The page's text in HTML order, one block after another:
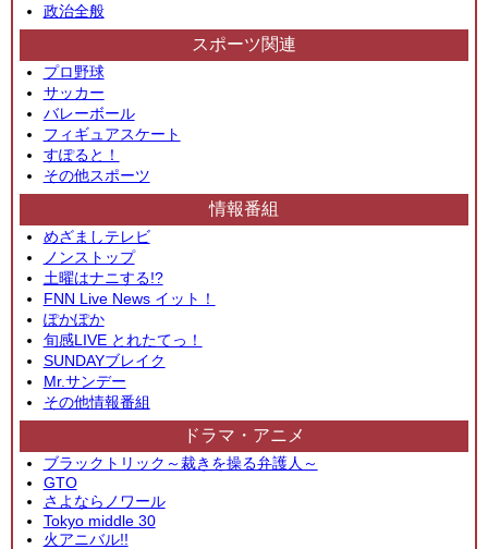
政治全般
スポーツ関連
プロ野球
サッカー
バレーボール
フィギュアスケート
すぽると！
その他スポーツ
情報番組
めざましテレビ
ノンストップ
土曜はナニする!?
FNN Live News イット！
ぽかぽか
旬感LIVE とれたてっ！
SUNDAYブレイク
Mr.サンデー
その他情報番組
ドラマ・アニメ
ブラックトリック～裁きを操る弁護人～
GTO
さよならノワール
Tokyo middle 30
火アニバル!!